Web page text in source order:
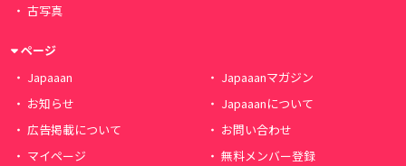
古写真
ページ
Japaaan
Japaaanマガジン
お知らせ
Japaaanについて
広告掲載について
お問い合わせ
マイページ
無料メンバー登録